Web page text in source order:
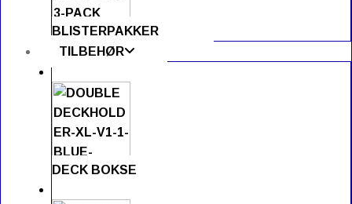
BLISTERPAKKER
TILBEHØR
DECK BOKSE